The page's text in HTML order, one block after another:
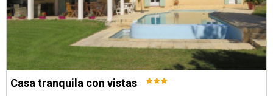
Casa tranquila con vistas